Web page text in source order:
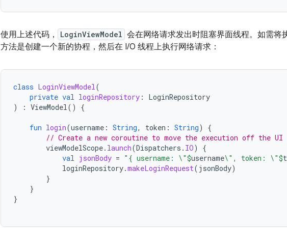
使用上述代码， LoginViewModel 会在网络请求发出时阻塞界面线程。如需将
方法是创建一个新的协程，然后在 I/O 线程上执行网络请求：
class LoginViewModel(
private val loginRepository :
LoginRepository
)
: ViewModel() {
fun login(username : String, token : String)
{
// Create a new coroutine to move the execution off the UI
viewModelScope. launch(Dispatchers . IO)
{
val jsonBody = "{ username: \"$username\", token: \"$
loginRepository.makeLoginRequest( jsonBody)
}
}
}